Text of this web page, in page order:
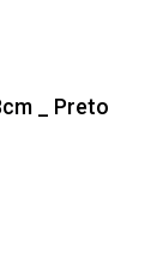
_ Preto